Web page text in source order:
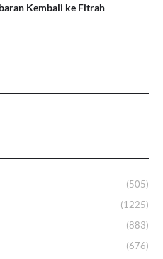
Kembali ke Fitrah
(505)
(1225)
(883)
(676)